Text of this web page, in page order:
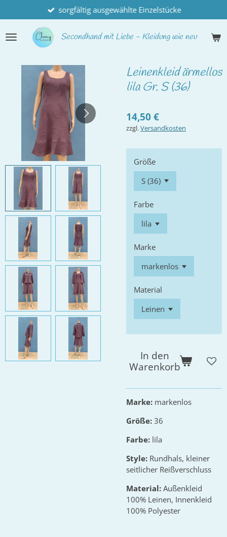
Hauptinhalt
springen
Secondhandmit Liebe - Kleidung wie neu
sorgfältig ausgewählte Einzelstücke
Leinenkleid ärmellos
lila Gr. S (36)
14,50 €
zzgl.Versandkosten
Größe
Farbe
Marke
Material
In den
Warenkorb
Marke: markenlos
Größe: 36
Farbe: lila
Style: Rundhals, kleiner
seitlicher Reißverschluss
Material: Außenkleid
100% Leinen, Innenkleid
100% Polyester